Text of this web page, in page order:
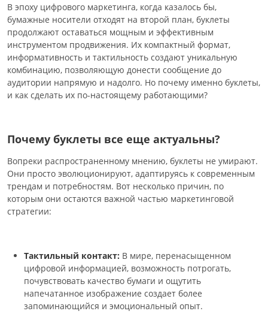
В эпоху цифрового маркетинга, когда казалось бы,
бумажные носители отходят на второй план, буклеты
продолжают оставаться мощным и эффективным
инструментом продвижения. Их компактный формат,
информативность и тактильность создают уникальную
комбинацию, позволяющую донести сообщение до
аудитории напрямую и надолго. Но почему именно буклеты,
и как сделать их по-настоящему работающими?
Почему буклеты все еще актуальны?
Вопреки распространенному мнению, буклеты не умирают.
Они просто эволюционируют, адаптируясь к современным
трендам и потребностям. Вот несколько причин, по
которым они остаются важной частью маркетинговой
стратегии:
Тактильный контакт: В мире, перенасыщенном
цифровой информацией, возможность потрогать,
почувствовать качество бумаги и ощутить
напечатанное изображение создает более
запоминающийся и эмоциональный опыт.